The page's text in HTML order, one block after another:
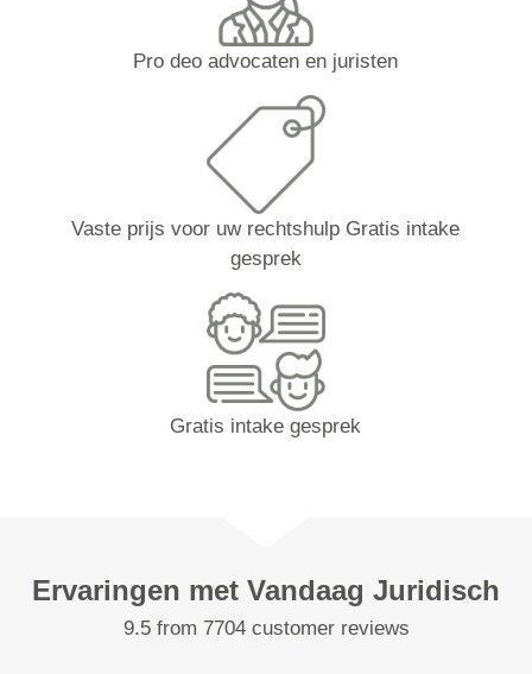
Pro deo advocaten en juristen
Vaste prijs voor uw rechtshulp Gratis intake
gesprek
Gratis intake gesprek
Ervaringen met Vandaag Juridisch
9.5 from 7704 customer reviews